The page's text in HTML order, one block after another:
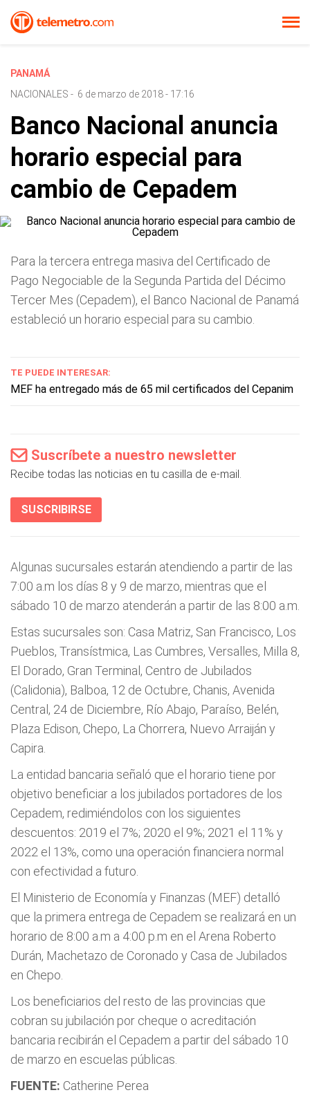
PANAMÁ
NACIONALES - 6 de marzo de 2018 - 17:16
Banco Nacional anuncia
horario especial para
cambio de Cepadem
Para la tercera entrega masiva del Certificado de
Pago Negociable de la Segunda Partida del Décimo
Tercer Mes (Cepadem), el Banco Nacional de Panamá
estableció un horario especial para su cambio.
TE PUEDE INTERESAR:
MEF ha entregado más de 65 mil certificados del Cepanim
Suscríbete a nuestro newsletter
Recibe todas las noticias en tu casilla de e-mail.
SUSCRIBIRSE
Algunas sucursales estarán atendiendo a partir de las
7:00 a.m los días 8 y 9 de marzo, mientras que el
sábado 10 de marzo atenderán a partir de las 8:00 a.m.
Estas sucursales son: Casa Matriz, San Francisco, Los
Pueblos, Transístmica, Las Cumbres, Versalles, Milla 8,
El Dorado, Gran Terminal, Centro de Jubilados
(Calidonia), Balboa, 12 de Octubre, Chanis, Avenida
Central, 24 de Diciembre, Río Abajo, Paraíso, Belén,
Plaza Edison, Chepo, La Chorrera, Nuevo Arraiján y
Capira.
La entidad bancaria señaló que el horario tiene por
objetivo beneficiar a los jubilados portadores de los
Cepadem, redimiéndolos con los siguientes
descuentos: 2019 el 7%; 2020 el 9%; 2021 el 11% y
2022 el 13%, como una operación financiera normal
con efectividad a futuro.
El Ministerio de Economía y Finanzas (MEF) detalló
que la primera entrega de Cepadem se realizará en un
horario de 8:00 a.m a 4:00 p.m en el Arena Roberto
Durán, Machetazo de Coronado y Casa de Jubilados
en Chepo.
Los beneficiarios del resto de las provincias que
cobran su jubilación por cheque o acreditación
bancaria recibirán el Cepadem a partir del sábado 10
de marzo en escuelas públicas.
FUENTE: Catherine Perea